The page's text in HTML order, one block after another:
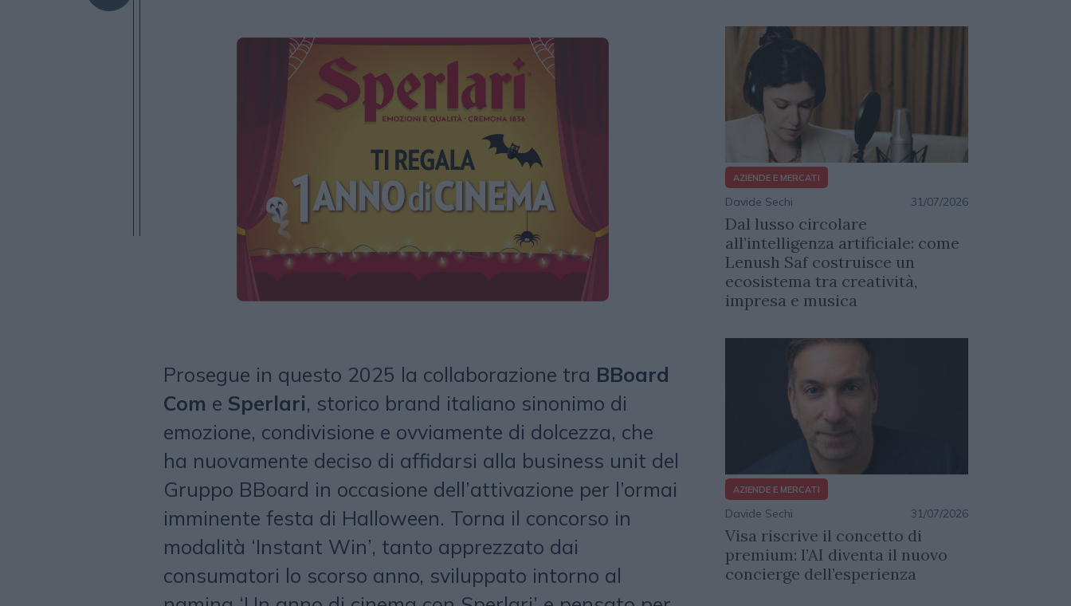
Prosegue in questo 2025 la collaborazione tra BBoard
Com e Sperlari, storico brand italiano sinonimo di
emozione, condivisione e ovviamente di dolcezza, che
ha nuovamente deciso di affidarsi alla business unit del
Gruppo BBoard in occasione dell’attivazione per l’ormai
imminente festa di Halloween. Torna il concorso in
modalità ‘Instant Win’, tanto apprezzato dai
consumatori lo scorso anno, sviluppato intorno al
AZIENDE E MERCATI
Davide Sechi 31/07/2026
Dal lusso circolare
all’intelligenza artificiale: come
Lenush Saf costruisce un
ecosistema tra creatività,
impresa e musica
AZIENDE E MERCATI
Davide Sechi 31/07/2026
Visa riscrive il concetto di
premium: l’AI diventa il nuovo
concierge dell’esperienza